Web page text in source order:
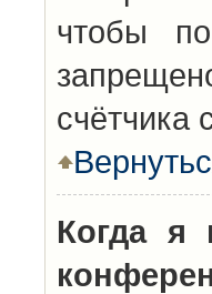
чтобы
счётчика
Когда я